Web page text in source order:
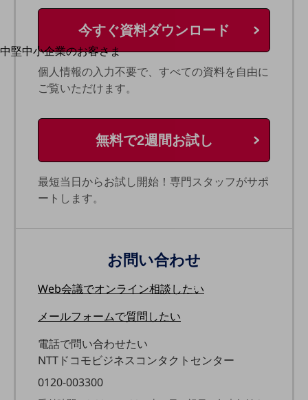
開催・出展する各種セミナー、イベント情報をご紹介します
別ウィンドウで開きます
中堅中小企業のお客さま
NTTドコモビジネスウォッチ
ビジネスお役立ち情報
解決するヒントをお届けする記事サイト
お役立ち資料ダウンロード
トレンド記事特集
中堅中小企業向け
サービス・ソリューション
ネットワーク
モバイル・音声
バックオフィス
リモート・ハイブリッドワーク
今すぐ資料ダウンロード
個人情報の入力不要で、すべての資料を自由に
ご覧いただけます。
無料で2週間お試し
最短当日からお試し開始！専門スタッフがサポ
ートします。
お問い合わせ
Web会議でオンライン相談したい
メールフォームで質問したい
電話で問い合わせたい
NTTドコモビジネスコンタクトセンター
0120-003300